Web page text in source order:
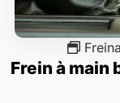
Frein à main